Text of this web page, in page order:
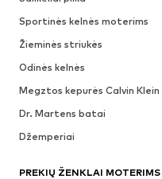
Sportinės kelnės moterims
Žieminės striukės
Odinės kelnės
Megztos kepurės Calvin Klein
Dr. Martens batai
Džemperiai
PREKIŲ ŽENKLAI MOTERIMS